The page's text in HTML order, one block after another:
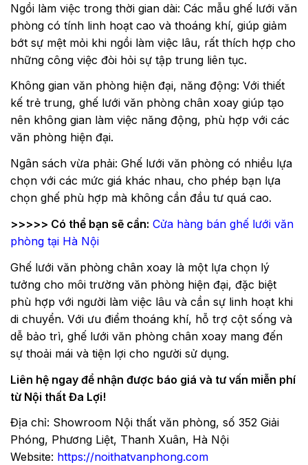
Ngồi làm việc trong thời gian dài: Các mẫu ghế lưới văn
phòng có tính linh hoạt cao và thoáng khí, giúp giảm
bớt sự mệt mỏi khi ngồi làm việc lâu, rất thích hợp cho
những công việc đòi hỏi sự tập trung liên tục.
Không gian văn phòng hiện đại, năng động: Với thiết
kế trẻ trung, ghế lưới văn phòng chân xoay giúp tạo
nên không gian làm việc năng động, phù hợp với các
văn phòng hiện đại.
Ngân sách vừa phải: Ghế lưới văn phòng có nhiều lựa
chọn với các mức giá khác nhau, cho phép bạn lựa
chọn ghế phù hợp mà không cần đầu tư quá cao.
>>>>> Có thể bạn sẽ cần: Cửa hàng bán ghế lưới văn
phòng tại Hà Nội
Ghế lưới văn phòng chân xoay là một lựa chọn lý
tưởng cho môi trường văn phòng hiện đại, đặc biệt
phù hợp với người làm việc lâu và cần sự linh hoạt khi
di chuyển. Với ưu điểm thoáng khí, hỗ trợ cột sống và
dễ bảo trì, ghế lưới văn phòng chân xoay mang đến
sự thoải mái và tiện lợi cho người sử dụng.
Liên hệ ngay để nhận được báo giá và tư vấn miễn phí
từ Nội thất Đa Lợi!
Địa chỉ: Showroom Nội thất văn phòng, số 352 Giải
Phóng, Phương Liệt, Thanh Xuân, Hà Nội
Website: https://noithatvanphong.com